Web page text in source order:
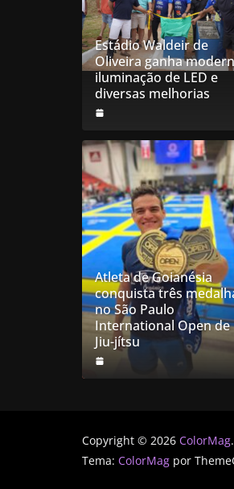
Estádio Waldeir de
Oliveira ganha
iluminação de LED e
diversas melhorias
Atleta de Goianésia
conquista três
no São Paulo
International Open de
Jiu-jítsu
Copyright © 2026 ColorMag
Tema: ColorMag por